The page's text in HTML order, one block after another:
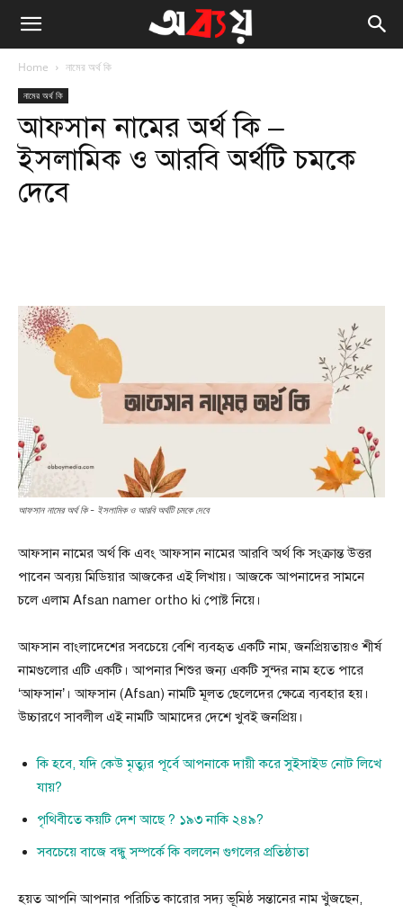
Home নামের অর্থ কি
নামের অর্থ কি
আফসান নামের অর্থ কি –
ইসলামিক ও আরবি অর্থটি চমকে
দেবে
আফসান নামের অর্থ কি - ইসলামিক ও আরবি অর্থটি চমকে দেবে
আফসান নামের অর্থ কি এবং আফসান নামের আরবি অর্থ কি সংক্রান্ত উত্তর
পাবেন অব্যয় মিডিয়ার আজকের এই লিখায়। আজকে আপনাদের সামনে
চলে এলাম Afsan namer ortho ki পোষ্ট নিয়ে।
আফসান বাংলাদেশের সবচেয়ে বেশি ব্যবহৃত একটি নাম, জনপ্রিয়তায়ও শীর্ষ
নামগুলোর এটি একটি। আপনার শিশুর জন্য একটি সুন্দর নাম হতে পারে
‘আফসান’। আফসান (Afsan) নামটি মূলত ছেলেদের ক্ষেত্রে ব্যবহার হয়।
উচ্চারণে সাবলীল এই নামটি আমাদের দেশে খুবই জনপ্রিয়।
কি হবে, যদি কেউ মৃত্যুর পূর্বে আপনাকে দায়ী করে সুইসাইড নোট লিখে
যায়?
পৃথিবীতে কয়টি দেশ আছে ? ১৯৩ নাকি ২৪৯?
সবচেয়ে বাজে বন্ধু সম্পর্কে কি বললেন গুগলের প্রতিষ্ঠাতা
হয়ত আপনি আপনার পরিচিত কারোর সদ্য ভূমিষ্ঠ সন্তানের নাম খুঁজছেন,